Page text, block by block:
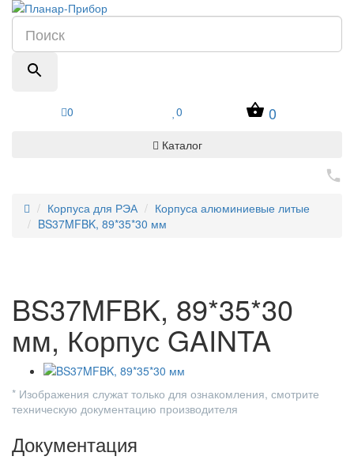
0 0 0
Каталог
Корпуса для РЭА
Корпуса алюминиевые литые
BS37MFBK, 89*35*30 мм
BS37MFBK, 89*35*30
мм, Корпус GAINTA
* Изображения служат только для ознакомления, смотрите
техническую документацию производителя
Документация